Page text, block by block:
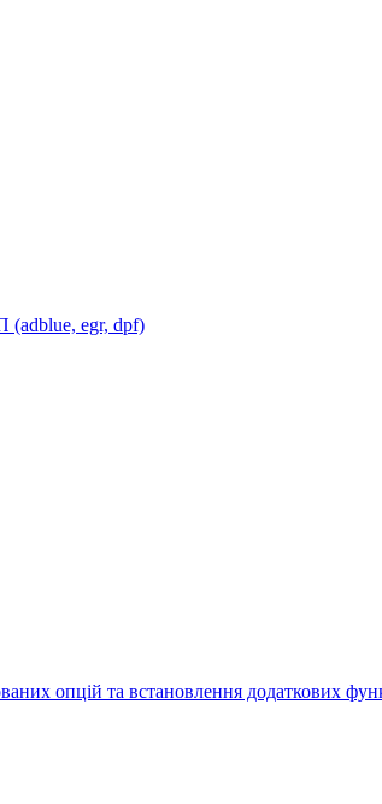
egr, dpf)
опцій та встановлення додаткових